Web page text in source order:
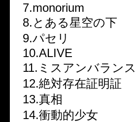
7.monorium
8.とある星空の下
9.パセリ
10.ALIVE
11.ミスアンバランス
12.絶対存在証明証
13.真相
14.衝動的少女